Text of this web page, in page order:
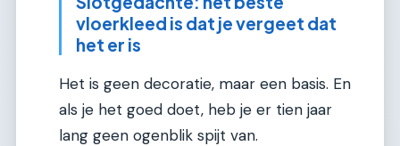
vloerkleed is dat je vergeet dat
het er is
Het is geen decoratie, maar een basis. En
als je het goed doet, heb je er tien jaar
lang geen ogenblik spijt van.